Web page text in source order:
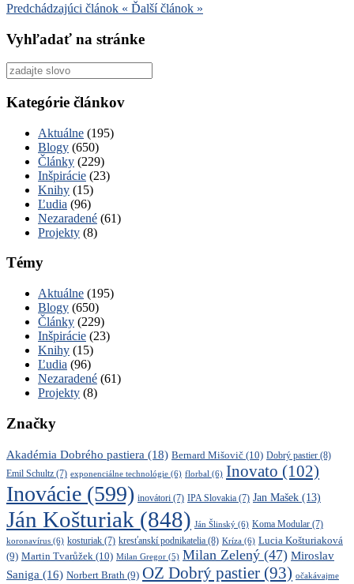
Predchádzajúci článok « Ďalší článok »
Vyhľadať na stránke
Vyhľadať
pre:
Kategórie článkov
Aktuálne (195)
Blogy (650)
Články (229)
Inšpirácie (23)
Knihy (15)
Ľudia (96)
Nezaradené (61)
Projekty (8)
Témy
Aktuálne (195)
Blogy (650)
Články (229)
Inšpirácie (23)
Knihy (15)
Ľudia (96)
Nezaradené (61)
Projekty (8)
Značky
Akadémia Dobrého pastiera (18) Bernard Mišovič (10) Dobrý pastier (8)
Emil Schultz (7) exponenciálne technológie (6) florbal (6) Inovato (102)
Inovácie (599) inovátori (7) IPA Slovakia (7) Jan Mašek (13)
Ján Košturiak (848) Ján Šlinský (6) Koma Modular (7)
koronavírus (6) kosturiak (7) kresťanskí podnikatelia (8) Kríza (6) Lucia Košturiaková
(9) Martin Tvarůžek (10) Milan Gregor (5) Milan Zelený (47) Miroslav
Saniga (16) Norbert Brath (9) OZ Dobrý pastier (93) očakávajme